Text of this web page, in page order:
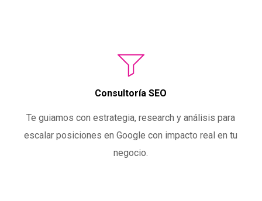
Consultoría SEO
Te guiamos con estrategia, research y análisis para
escalar posiciones en Google con impacto real en tu
negocio.